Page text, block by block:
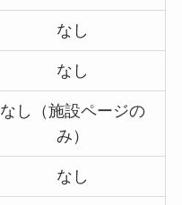
なし
なし
なし（施設ページの
み）
なし